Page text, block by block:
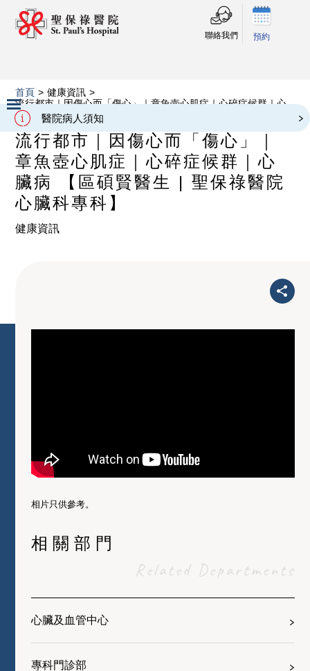
聯絡我們 預約
醫院病人須知
Slide 2 of 3.
首頁 > 健康資訊 >
流行都市｜因傷心而「傷心」｜章魚壺心肌症｜心碎症候群｜心
臟病 【區碩賢醫生 | 聖保祿醫院心臟科專科】
流行都市｜因傷心而「傷心」｜
章魚壺心肌症｜心碎症候群｜心
臟病 【區碩賢醫生 | 聖保祿醫院
心臟科專科】
健康資訊
相片只供參考。
相關部門
Related Departments
心臟及血管中心
專科門診部